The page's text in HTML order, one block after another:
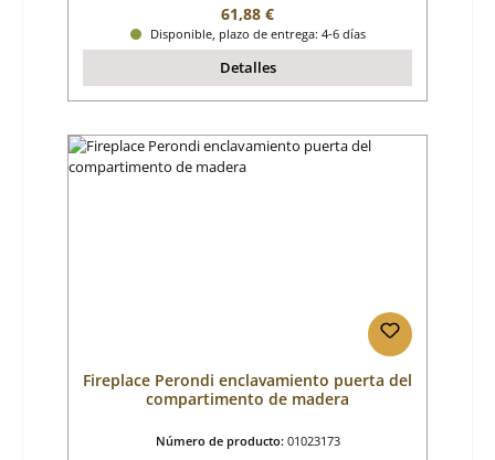
Precio normal:
61,88 €
Disponible, plazo de entrega: 4-6 días
Detalles
Fireplace Perondi enclavamiento puerta del
compartimento de madera
Número de producto: 01023173